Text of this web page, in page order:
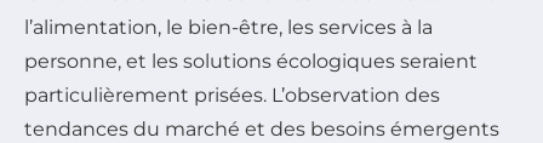
l’alimentation, le bien-être, les services à la
personne, et les solutions écologiques seraient
particulièrement prisées. L’observation des
tendances du marché et des besoins émergents